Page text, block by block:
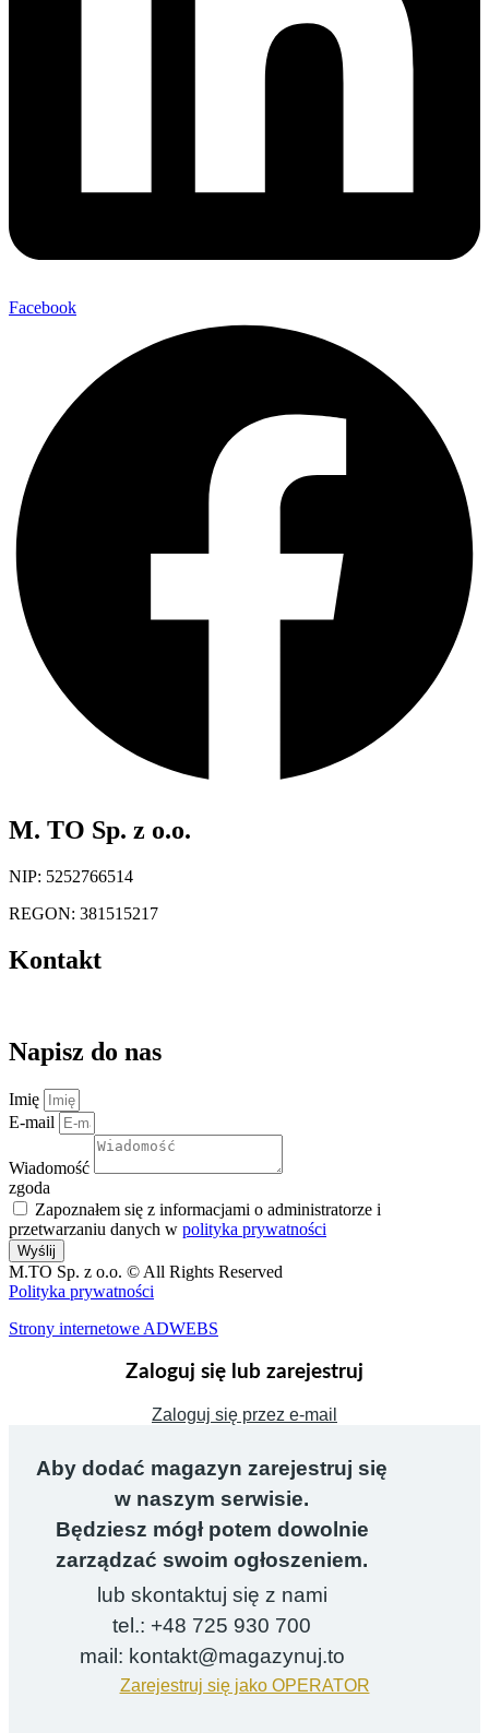
Facebook
M. TO Sp. z o.o.
NIP: 5252766514
REGON: 381515217
Kontakt
Napisz do nas
Imię
E-mail
Wiadomość
zgoda
Zapoznałem się z informacjami o administratorze i
przetwarzaniu danych w polityka prywatności
Wyślij
M.TO Sp. z o.o. © All Rights Reserved
Polityka prywatności
Strony internetowe ADWEBS
Zaloguj się lub zarejestruj
Zaloguj się przez e-mail
Aby dodać magazyn zarejestruj się
w naszym serwisie.
Będziesz mógł potem dowolnie
zarządzać swoim ogłoszeniem.
lub skontaktuj się z nami
tel.: +48 725 930 700
mail: kontakt@magazynuj.to
Zarejestruj się jako OPERATOR